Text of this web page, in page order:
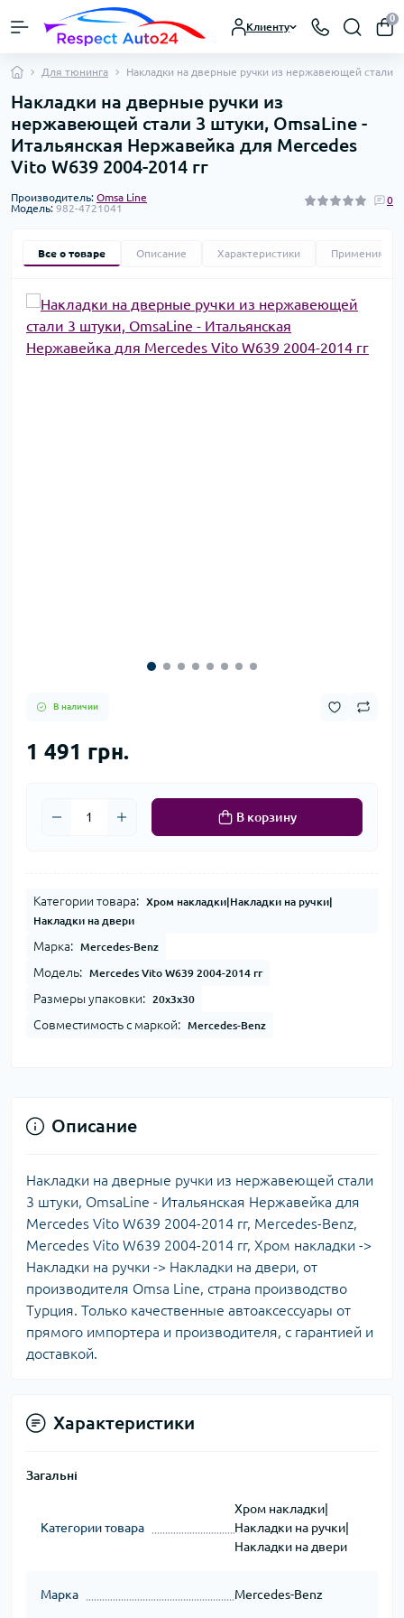
Клиенту
0
Для тюнинга Накладки на дверные ручки из нержавеющей стали
Накладки на дверные ручки из
нержавеющей стали 3 штуки, OmsaLine -
Итальянская Нержавейка для Mercedes
Vito W639 2004-2014 гг
Производитель: Omsa Line
Модель: 982-4721041
0
Все о товаре Описание Характеристики
В наличии
1 491 грн.
В корзину
Категории товара:
Хром накладки|Накладки на ручки|
Накладки на двери
Марка: Mercedes-Benz
Модель: Mercedes Vito W639 2004-2014 гг
Размеры упаковки: 20x3x30
Совместимость с маркой: Mercedes-Benz
Описание
Накладки на дверные ручки из нержавеющей стали
3 штуки, OmsaLine - Итальянская Нержавейка для
Mercedes Vito W639 2004-2014 гг, Mercedes-Benz,
Mercedes Vito W639 2004-2014 гг, Хром накладки ->
Накладки на ручки -> Накладки на двери, от
производителя Omsa Line, страна производство
Турция. Только качественные автоаксессуары от
прямого импортера и производителя, с гарантией и
доставкой.
Характеристики
Загальні
Категории товара
Хром накладки|
Накладки на ручки|
Накладки на двери
Марка Mercedes-Benz